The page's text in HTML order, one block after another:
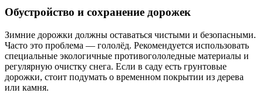
Обустройство и сохранение дорожек
Зимние дорожки должны оставаться чистыми и безопасными.
Часто это проблема — гололёд. Рекомендуется использовать
специальные экологичные противогололедные материалы и
регулярную очистку снега. Если в саду есть грунтовые
дорожки, стоит подумать о временном покрытии из дерева
или камня.